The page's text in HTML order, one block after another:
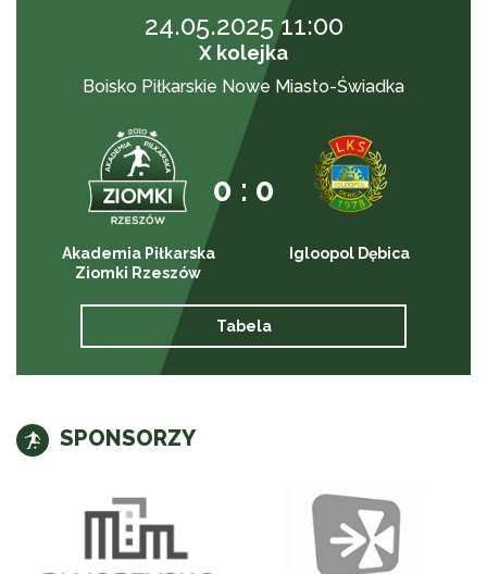
24.05.2025 11:00
X kolejka
Boisko Piłkarskie Nowe Miasto-Świadka
0 : 0
Akademia Piłkarska
Ziomki Rzeszów
Igloopol Dębica
Tabela
SPONSORZY